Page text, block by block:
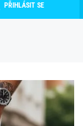
PŘIHLÁSIT SE